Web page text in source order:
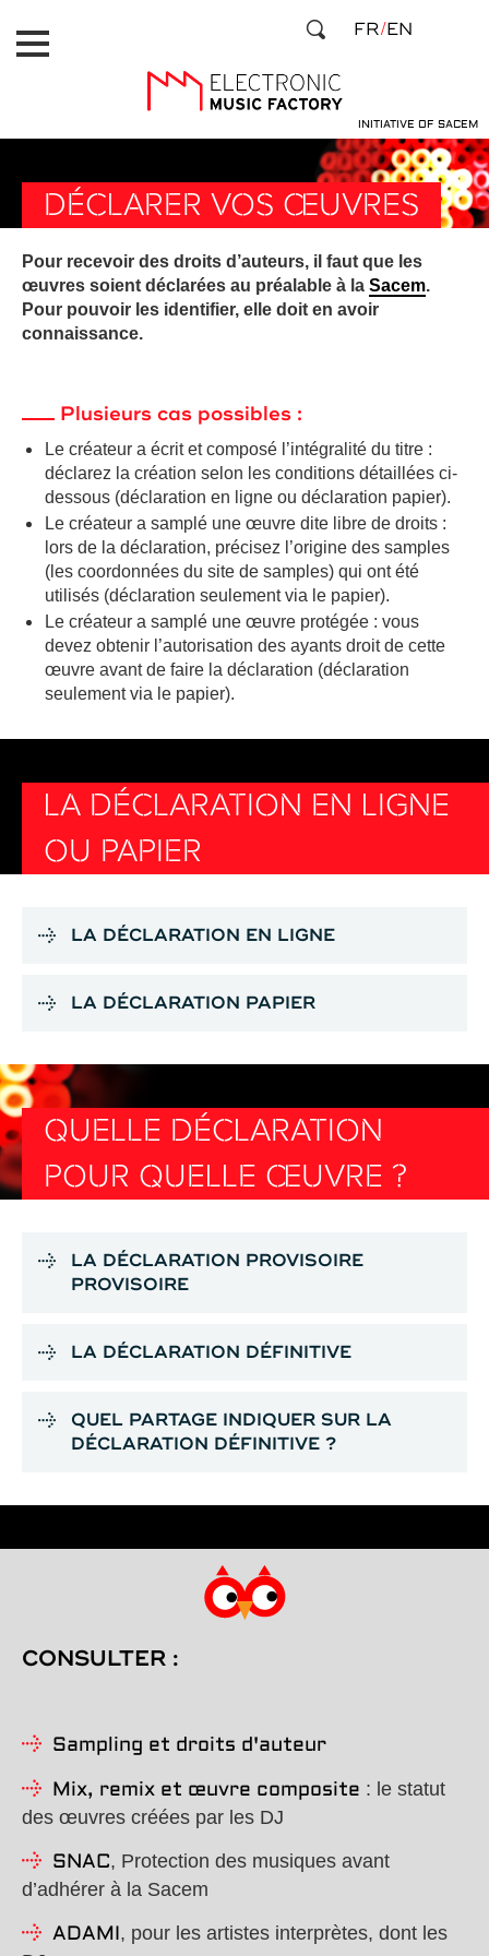
au
contenu
INITIATIVE OF SACEM
FR EN
DÉCLARER VOS ŒUVRES
Pour recevoir des droits d’auteurs, il faut que les
œuvres soient déclarées au préalable à la Sacem.
Pour pouvoir les identifier, elle doit en avoir
connaissance.
Plusieurs cas possibles :
Le créateur a écrit et composé l’intégralité du titre :
déclarez la création selon les conditions détaillées ci-
dessous (déclaration en ligne ou déclaration papier).
Le créateur a samplé une œuvre dite libre de droits :
lors de la déclaration, précisez l’origine des samples
(les coordonnées du site de samples) qui ont été
utilisés (déclaration seulement via le papier).
Le créateur a samplé une œuvre protégée : vous
devez obtenir l’autorisation des ayants droit de cette
œuvre avant de faire la déclaration (déclaration
seulement via le papier).
LA DÉCLARATION EN LIGNE
OU PAPIER
LA DÉCLARATION EN LIGNE
LA DÉCLARATION PAPIER
QUELLE DÉCLARATION
POUR QUELLE ŒUVRE ?
LA DÉCLARATION PROVISOIRE
PROVISOIRE
LA DÉCLARATION DÉFINITIVE
QUEL PARTAGE INDIQUER SUR LA
DÉCLARATION DÉFINITIVE ?
CONSULTER :
Sampling et droits d'auteur
Mix, remix et œuvre composite : le statut
des œuvres créées par les DJ
SNAC, Protection des musiques avant
d’adhérer à la Sacem
ADAMI , pour les artistes interprètes, dont les